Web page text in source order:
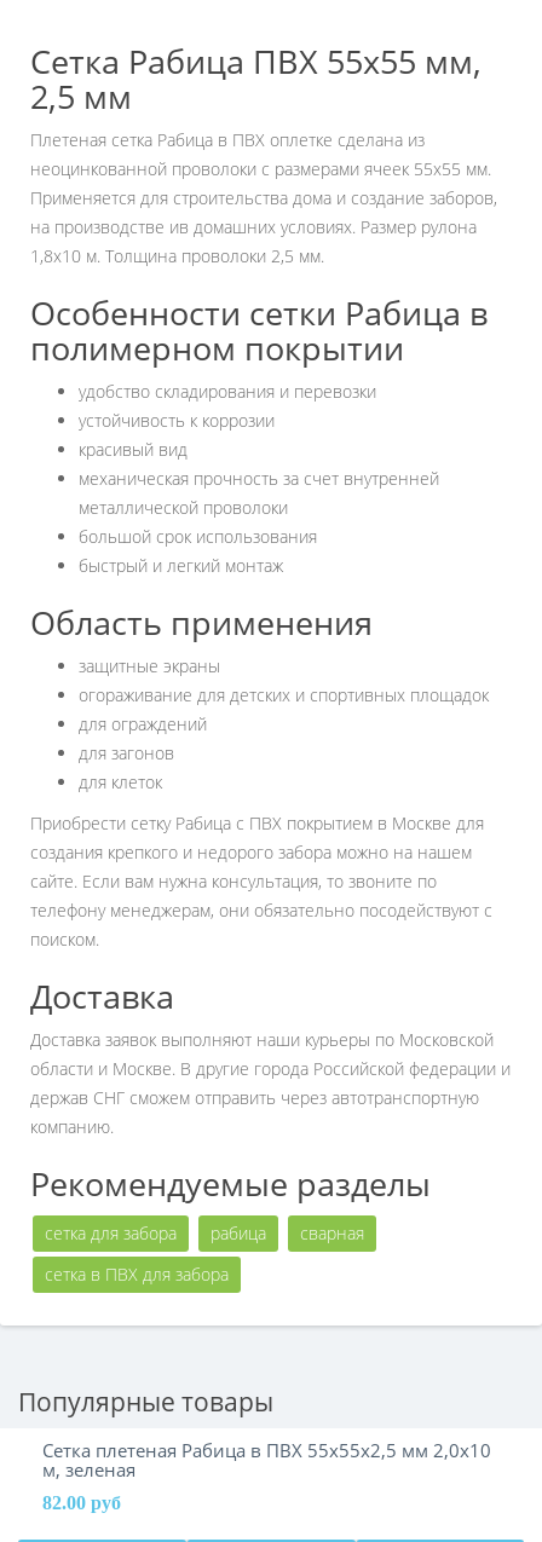
Сетка Рабица ПВХ 55х55 мм,
2,5 мм
Плетеная сетка Рабица в ПВХ оплетке сделана из
неоцинкованной проволоки с размерами ячеек 55х55 мм.
Применяется для строительства дома и создание заборов,
на производстве ив домашних условиях. Размер рулона
1,8х10 м. Толщина проволоки 2,5 мм.
Особенности сетки Рабица в
полимерном покрытии
удобство складирования и перевозки
устойчивость к коррозии
красивый вид
механическая прочность за счет внутренней
металлической проволоки
большой срок использования
быстрый и легкий монтаж
Область применения
защитные экраны
огораживание для детских и спортивных площадок
для ограждений
для загонов
для клеток
Приобрести сетку Рабица с ПВХ покрытием в Москве для
создания крепкого и недорого забора можно на нашем
сайте. Если вам нужна консультация, то звоните по
телефону менеджерам, они обязательно посодействуют с
поиском.
Доставка
Доставка заявок выполняют наши курьеры по Московской
области и Москве. В другие города Российской федерации и
держав СНГ сможем отправить через автотранспортную
компанию.
Рекомендуемые разделы
сетка для забора рабица
сварная
сетка в ПВХ для забора
Популярные товары
Сетка плетеная Рабица в ПВХ 55х55х2,5 мм 2,0х10
м, зеленая
82.00 руб